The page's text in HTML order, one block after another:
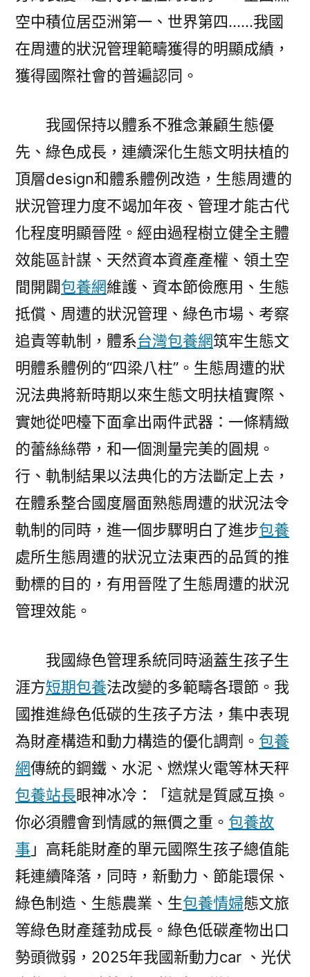
空中積位居亞洲第一、世界第四……我國
在周遭的狀況管理範疇獲得的明顯成績，
獲得國際社會的普遍認同。
我國保持以體系不雅念兼顧生態優
先、綠色成長，連續深化生態文明扶植的
頂層design和體系體例改造，生態周遭的
狀況管理力度不竭加年夜、管理才能古代
化程度明顯晉陞。經由過程樹立健全主體
效能區計謀、天然資本資產產權、領土空
間開闢包養網維護、資本節儉應用、生態
抵償、周遭的狀況管理、綠色市場、考察
追責等軌制，體系台灣包養網筑牢生態文
明體系體例的“四梁八柱”。生態周遭的狀
況法典將新時期以來生態文明扶植實際、
實她從吧檯下面拿出兩件武器：一條精緻
的蕾絲絲帶，和一個測量完美的圓規。
行、軌制結果以法典化的方法斷定上去，
在體系整合國度層面熟態周遭的狀況法令
軌制的同時，進一個步驟明白了進步包養
處所生態周遭的狀況立法東西的品質的推
動標的目的，有用晉陞了生態周遭的狀況
管理效能。
我國綠色管理系統同時涵蓋生孩子生
涯方短期包養法改變的多範疇各環節。我
國推進綠色低碳的生孩子方法，集中表現
為財產構造和動力構造的優化調劑。 包養
網傳統的鋼鐵、水泥、燃煤火電等林天秤
包養站長眼神冰冷：「這就是質感互換。
你必須體會到情感的無價之重。 包養故
事 」高耗能財產的單元國際生孩子總值能
耗連續降落，同時，新動力、節能環保、
綠色制造、生態農業、生包養情婦態文旅
等綠色財產蓬勃成長。綠色低碳產物出口
勢頭微弱，2025年我國新動力car 、光伏